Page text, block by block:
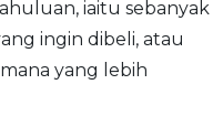
iaitu sebanyak
ingin dibeli, atau
yang lebih